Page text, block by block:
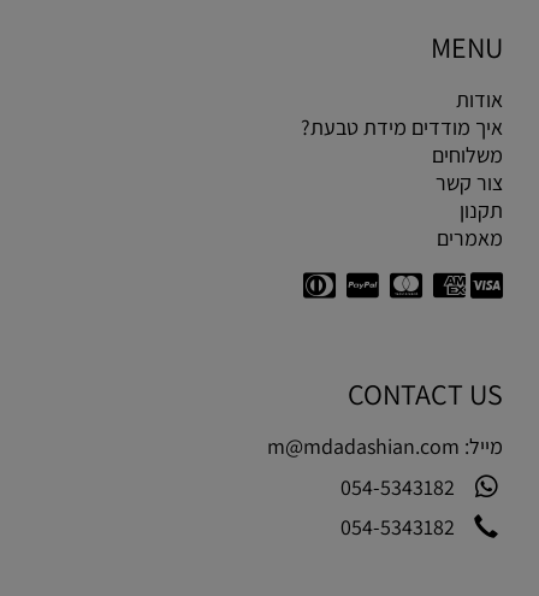
MENU
אודות
איך מודדים מידת טבעת?
משלוחים
צור קשר
תקנון
מאמרים
CONTACT US
מייל: m@mdadashian.com
054-5343182
054-5343182